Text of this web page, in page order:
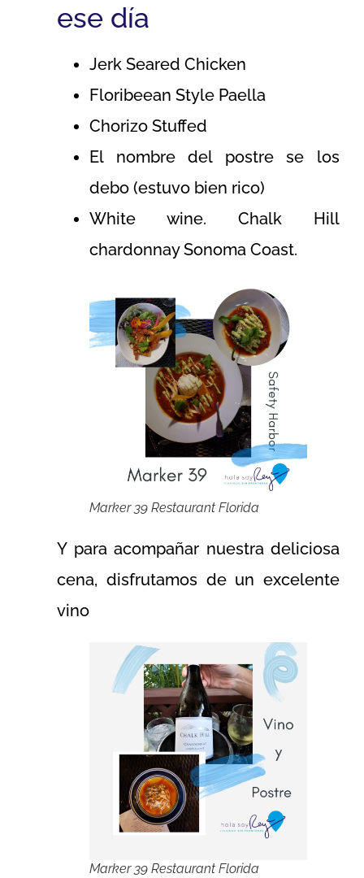
ese día
Jerk Seared Chicken
Floribeean Style Paella
Chorizo Stuffed
El nombre del postre se los
debo (estuvo bien rico)
White wine. Chalk Hill
chardonnay Sonoma Coast.
Marker 39 Restaurant Florida
Y para acompañar nuestra deliciosa
cena, disfrutamos de un excelente
vino
Marker 39 Restaurant Florida